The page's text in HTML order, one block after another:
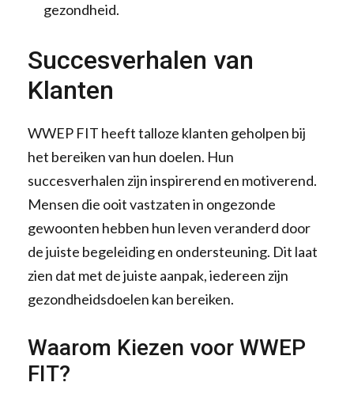
gezondheid.
Succesverhalen van
Klanten
WWEP FIT heeft talloze klanten geholpen bij
het bereiken van hun doelen. Hun
succesverhalen zijn inspirerend en motiverend.
Mensen die ooit vastzaten in ongezonde
gewoonten hebben hun leven veranderd door
de juiste begeleiding en ondersteuning. Dit laat
zien dat met de juiste aanpak, iedereen zijn
gezondheidsdoelen kan bereiken.
Waarom Kiezen voor WWEP
FIT?